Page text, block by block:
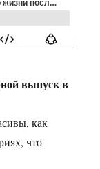
выпуск в
как
что